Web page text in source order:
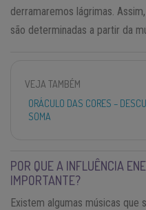
derramaremos lágrimas.
são determinadas a partir da
VEJA TAMBÉM
ORÁCULO DAS CORES –
SOMA
POR QUE A INFLUÊNCIA
IMPORTANTE?
Existem algumas músicas que